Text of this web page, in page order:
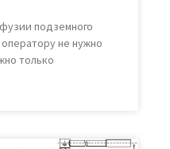
подземного
не нужно
только